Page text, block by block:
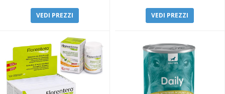
VEDI PREZZI VEDI PREZZI